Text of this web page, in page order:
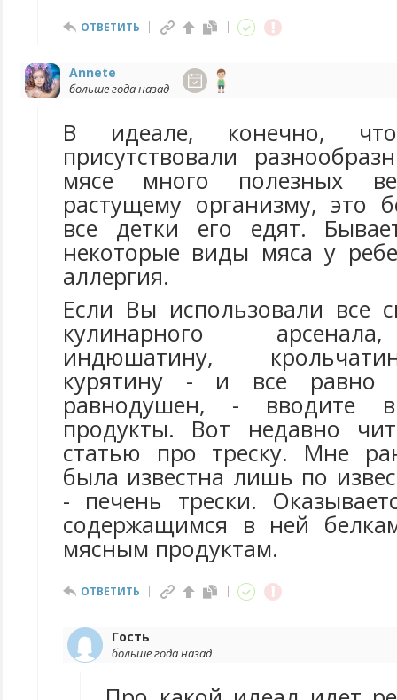
ОТВЕТИТЬ
Annete
больше года назад
В идеале, конечно,
присутствовали
мясе много полезных
растущему организму, это
все детки его едят.
некоторые виды мяса у
аллергия.
Если Вы использовали все
кулинарного
индюшатину,
курятину - и все равно
равнодушен, - вводите
продукты. Вот недавно
статью про треску. Мне
была известна лишь по
- печень трески.
содержащимся в ней
мясным продуктам.
ОТВЕТИТЬ
Гость
больше года назад